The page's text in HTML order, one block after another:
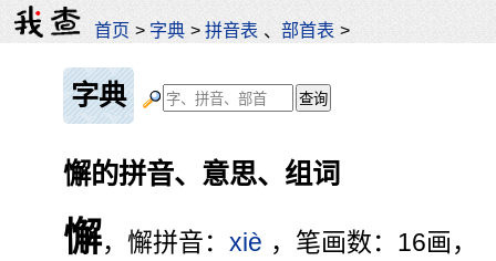
首页 > 字典 >拼音表 、部首表 >
字典
懈的拼音、意思、组词
懈，懈拼音：xiè ，笔画数：16画，